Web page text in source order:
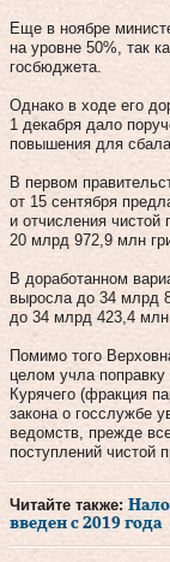
Еще в ноябре
на уровне 50%, так
госбюджета.
Однако в ходе его
1 декабря дало
повышения для
В первом
от 15 сентября
и отчисления чистой
20 млрд 972,9 млн
В доработанном
выросла до 34 млрд
до 34 млрд 423,4 млн
Помимо того
целом учла
Курячего (фракция
закона о госслужбе
ведомств, прежде
поступлений чистой
Читайте также:
введен с 2019 года